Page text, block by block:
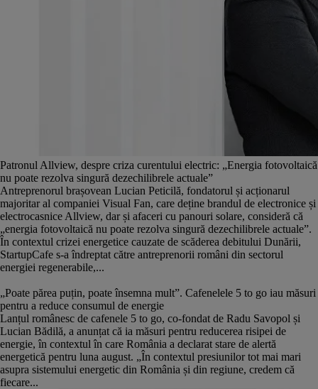
Patronul Allview, despre criza curentului electric: „Energia fotovoltaică
nu poate rezolva singură dezechilibrele actuale”
Antreprenorul brașovean Lucian Peticilă, fondatorul și acționarul
majoritar al companiei Visual Fan, care deține brandul de electronice și
electrocasnice Allview, dar și afaceri cu panouri solare, consideră că
„energia fotovoltaică nu poate rezolva singură dezechilibrele actuale”.
În contextul crizei energetice cauzate de scăderea debitului Dunării,
StartupCafe s-a îndreptat către antreprenorii români din sectorul
energiei regenerabile,...
„Poate părea puțin, poate însemna mult”. Cafenelele 5 to go iau măsuri
pentru a reduce consumul de energie
Lanțul românesc de cafenele 5 to go, co-fondat de Radu Savopol și
Lucian Bădilă, a anunțat că ia măsuri pentru reducerea risipei de
energie, în contextul în care România a declarat stare de alertă
energetică pentru luna august. „În contextul presiunilor tot mai mari
asupra sistemului energetic din România și din regiune, credem că
fiecare...